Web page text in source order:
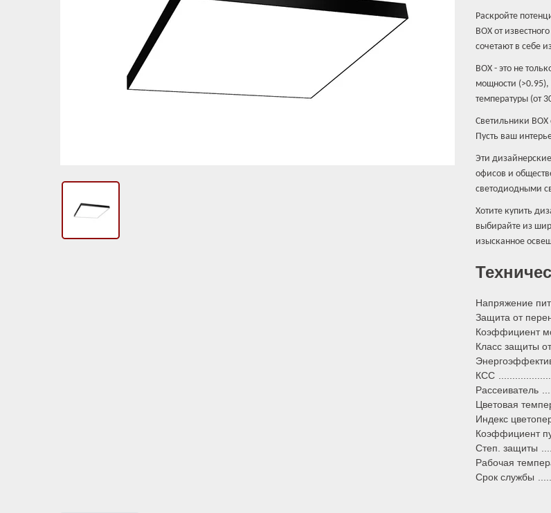
Раскройте
BOX от
сочетают в себе
BOX - это не
мощности (>0.95),
температуры (от
Светильники
Пусть ваш
Эти
офисов и
светодиодными
Хотите купить
выбирайте из
изысканное
Напряжение
Защита от
Коэффициент
Класс защиты
КСС
Рассеиватель
Цветовая
Индекс
Коэффициент
Степ. защиты
Рабочая
Срок службы